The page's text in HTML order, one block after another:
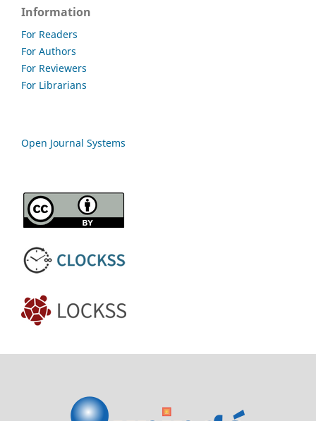
Information
For Readers
For Authors
For Reviewers
For Librarians
Open Journal Systems